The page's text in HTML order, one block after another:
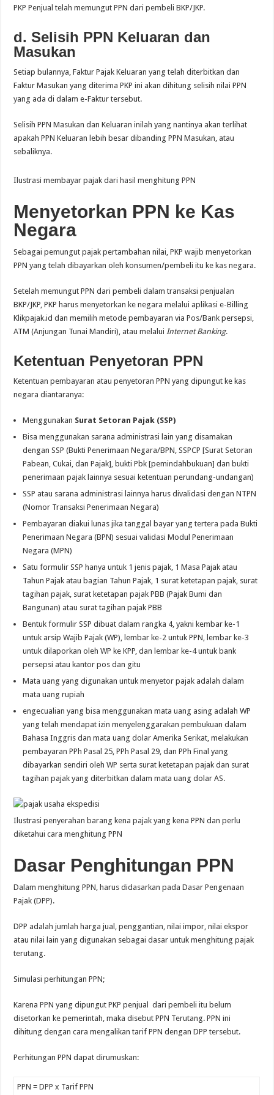
PKP Penjual telah memungut PPN dari pembeli BKP/JKP.
d. Selisih PPN Keluaran dan
Masukan
Setiap bulannya, Faktur Pajak Keluaran yang telah diterbitkan dan
Faktur Masukan yang diterima PKP ini akan dihitung selisih nilai PPN
yang ada di dalam e-Faktur tersebut.
Selisih PPN Masukan dan Keluaran inilah yang nantinya akan terlihat
apakah PPN Keluaran lebih besar dibanding PPN Masukan, atau
sebaliknya.
Ilustrasi membayar pajak dari hasil menghitung PPN
Menyetorkan PPN ke Kas
Negara
Sebagai pemungut pajak pertambahan nilai, PKP wajib menyetorkan
PPN yang telah dibayarkan oleh konsumen/pembeli itu ke kas negara.
Setelah memungut PPN dari pembeli dalam transaksi penjualan
BKP/JKP, PKP harus menyetorkan ke negara melalui aplikasi e-Billing
Klikpajak.id dan memilih metode pembayaran via Pos/Bank persepsi,
ATM (Anjungan Tunai Mandiri), atau melaluiInternet Banking.
Ketentuan Penyetoran PPN
Ketentuan pembayaran atau penyetoran PPN yang dipungut ke kas
negara diantaranya:
Menggunakan Surat Setoran Pajak (SSP)
Bisa menggunakan sarana administrasi lain yang disamakan
dengan SSP (Bukti Penerimaan Negara/BPN, SSPCP [Surat Setoran
Pabean, Cukai, dan Pajak], bukti Pbk [pemindahbukuan] dan bukti
penerimaan pajak lainnya sesuai ketentuan perundang-undangan)
SSP atau sarana administrasi lainnya harus divalidasi dengan NTPN
(Nomor Transaksi Penerimaan Negara)
Pembayaran diakui lunas jika tanggal bayar yang tertera pada Bukti
Penerimaan Negara (BPN) sesuai validasi Modul Penerimaan
Negara (MPN)
Satu formulir SSP hanya untuk 1 jenis pajak, 1 Masa Pajak atau
Tahun Pajak atau bagian Tahun Pajak, 1 surat ketetapan pajak, surat
tagihan pajak, surat ketetapan pajak PBB (Pajak Bumi dan
Bangunan) atau surat tagihan pajak PBB
Bentuk formulir SSP dibuat dalam rangka 4, yakni kembar ke-1
untuk arsip Wajib Pajak (WP), lembar ke-2 untuk PPN, lembar ke-3
untuk dilaporkan oleh WP ke KPP, dan lembar ke-4 untuk bank
persepsi atau kantor pos dan gitu
Mata uang yang digunakan untuk menyetor pajak adalah dalam
mata uang rupiah
engecualian yang bisa menggunakan mata uang asing adalah WP
yang telah mendapat izin menyelenggarakan pembukuan dalam
Bahasa Inggris dan mata uang dolar Amerika Serikat, melakukan
pembayaran PPh Pasal 25, PPh Pasal 29, dan PPh Final yang
dibayarkan sendiri oleh WP serta surat ketetapan pajak dan surat
tagihan pajak yang diterbitkan dalam mata uang dolar AS.
Ilustrasi penyerahan barang kena pajak yang kena PPN dan perlu
diketahui cara menghitung PPN
Dasar Penghitungan PPN
Dalam menghitung PPN, harus didasarkan pada Dasar Pengenaan
Pajak (DPP).
DPP adalah jumlah harga jual, penggantian, nilai impor, nilai ekspor
atau nilai lain yang digunakan sebagai dasar untuk menghitung pajak
terutang.
Simulasi perhitungan PPN;
Karena PPN yang dipungut PKP penjual dari pembeli itu belum
disetorkan ke pemerintah, maka disebut PPN Terutang. PPN ini
dihitung dengan cara mengalikan tarif PPN dengan DPP tersebut.
Perhitungan PPN dapat dirumuskan:
PPN = DPP x Tarif PPN